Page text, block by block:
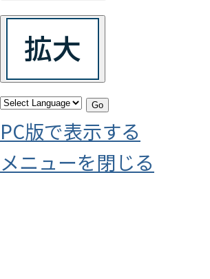
Go
PC版で表示する
メニューを閉じる